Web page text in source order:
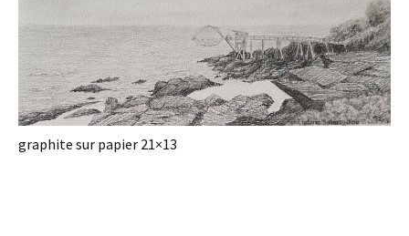
graphite sur papier 21×13